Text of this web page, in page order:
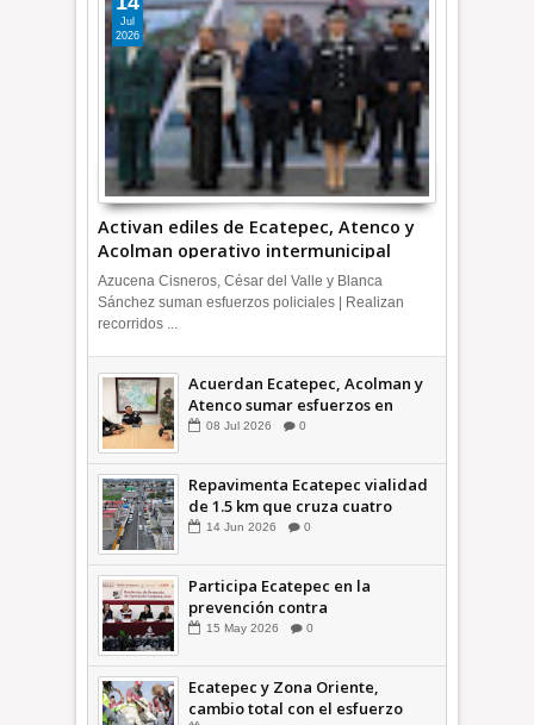
Activan ediles de Ecatepec, Atenco y
Acolman operativo intermunicipal
Jul
2026
Azucena Cisneros, César del Valle y Blanca
Sánchez suman esfuerzos policiales | Realizan
recorridos ...
Acuerdan Ecatepec, Acolman y
Atenco sumar esfuerzos en
seguridad
08 Jul 2026 0
Repavimenta Ecatepec vialidad
de 1.5 km que cruza cuatro
comunidades +Video
14 Jun 2026 0
Participa Ecatepec en la
prevención contra
inundaciones en el Valle de
15 May 2026 0
Ecatepec y Zona Oriente,
cambio total con el esfuerzo